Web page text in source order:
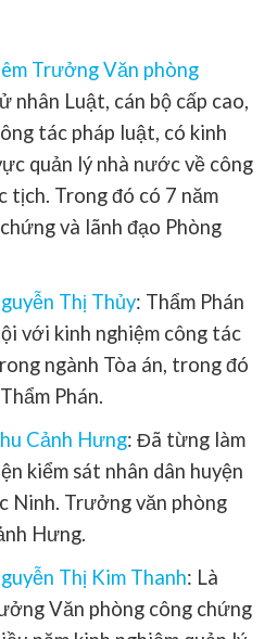
Trưởng Văn phòng
nhân Luật, cán bộ cấp cao,
tác pháp luật, có kinh
quản lý nhà nước về công
tịch. Trong đó có 7 năm
và lãnh đạo Phòng
Thị Thủy: Thẩm Phán
với kinh nghiệm công tác
ngành Tòa án, trong đó
Phán.
Cảnh Hưng: Đã từng làm
kiểm sát nhân dân huyện
Ninh. Trưởng văn phòng
Hưng.
Thị Kim Thanh: Là
Văn phòng công chứng